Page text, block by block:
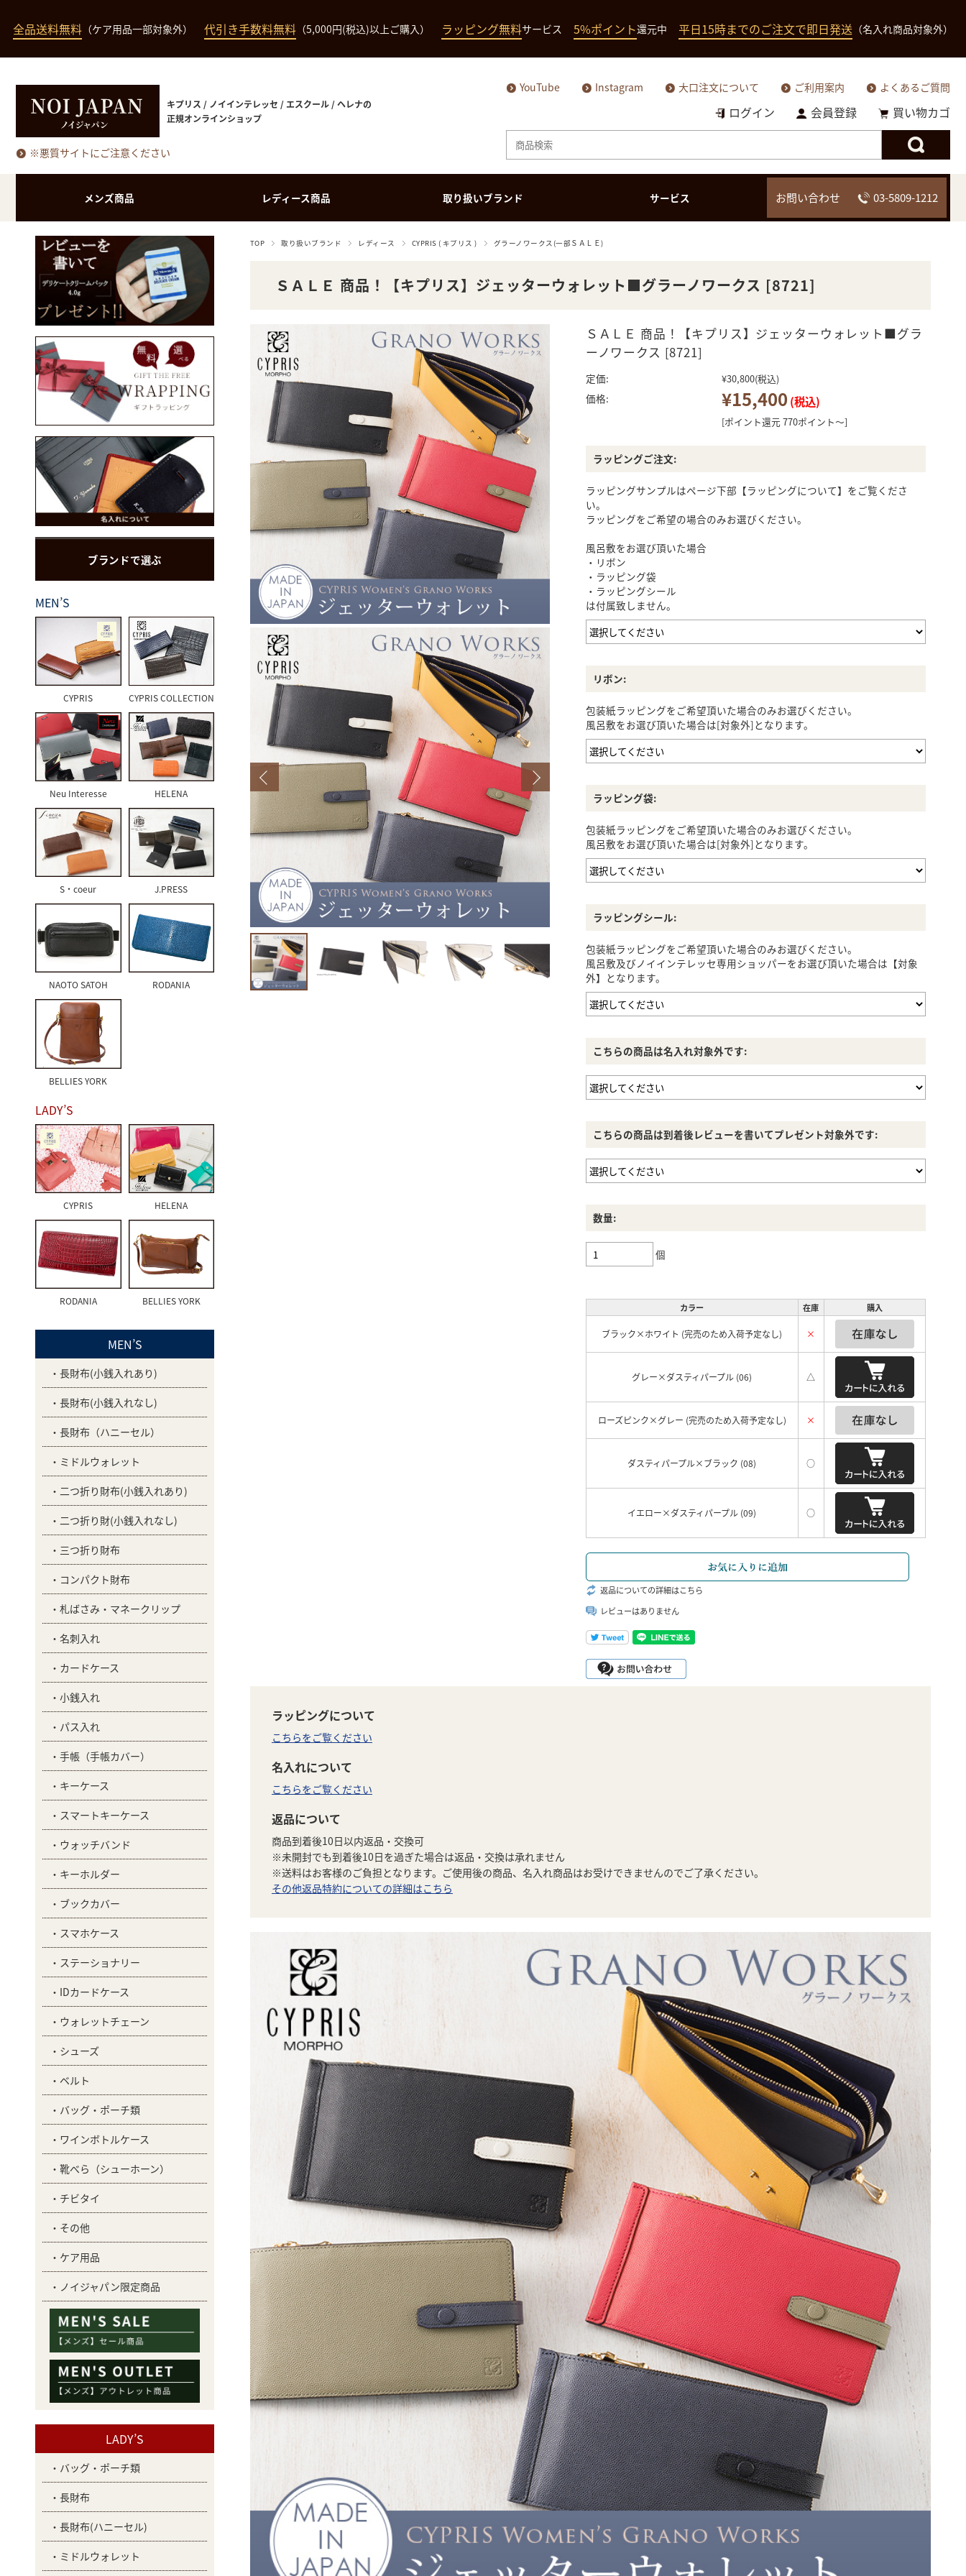
全品送料無料 （ケア用品一部対象外） 代引き手数料無料 （5,000円(税込)以上ご購入） ラッピング無料サービス 5%ポイント還元中 平日15時までのご注文で即日発送 （名入れ商品対象外）
キプリス / ノイインテレッセ / エスクール / ヘレナの
正規オンラインショップ
※悪質サイトにご注意ください
YouTube Instagram 大口注文について ご利用案内 よくあるご質問
ログイン 会員登録 買い物カゴ
メンズ商品
長財布（小銭入れあ
り）
三つ折り財布 札ばさみ 名刺入れ カードケース
パス入れ 手帳（手帳カバー） キーケース スマートキーケース
ブックカバー ステーショナリー
ベルト バッグ・ポーチ類 ワインボトルケース チビタイ その他
ケア用品 メンズ・セール商品
メンズ・アウトレッ
ト商品
レディース商品
バッグ・ポーチ類
コンパクト財布 パス入れ カードケース パスポートケース
ウォッチバンド ステーショナリー その他 ケア用品
レデイース・セール
取り扱いブランド
メンズ商品
CYPRIS CYPRIS COLLECTION Neu Interesse ヘレナ エスクール J.PRESS
レディース商品
CYPRIS
サービス お問い合わせ 03-5809-1212
TOP 取り扱いブランド レディース CYPRIS ( キプリス ) グラーノワークス(一部ＳＡＬＥ)
ＳＡＬＥ 商品！【キプリス】ジェッターウォレット■グラーノワークス [8721]
ＳＡＬＥ 商品！【キプリス】ジェッターウォレット■グラ
ーノワークス [8721]
定価: ¥30,800(税込)
価格: ¥15,400 (税込)
[ポイント還元 770ポイント～]
ラッピングご注文:
ラッピングサンプルはページ下部【ラッピングについて】をご覧くださ
い。
ラッピングをご希望の場合のみお選びください。
風呂敷をお選び頂いた場合
・リボン
・ラッピング袋
・ラッピングシール
は付属致しません。
リボン:
包装紙ラッピングをご希望頂いた場合のみお選びください。
風呂敷をお選び頂いた場合は[対象外]となります。
ラッピング袋:
包装紙ラッピングをご希望頂いた場合のみお選びください。
風呂敷をお選び頂いた場合は[対象外]となります。
ラッピングシール:
包装紙ラッピングをご希望頂いた場合のみお選びください。
風呂敷及びノイインテレッセ専用ショッパーをお選び頂いた場合は【対象
外】となります。
こちらの商品は名入れ対象外です:
こちらの商品は到着後レビューを書いてプレゼント対象外です:
数量:
個
カラー 在庫 購入
ブラック×ホワイト (完売のため入荷予定なし) ×
グレー×ダスティパープル (06) △
ローズピンク×グレー (完売のため入荷予定なし) ×
ダスティパープル×ブラック (08) ○
イエロー×ダスティパープル (09) ○
返品についての詳細はこちら
レビューはありません
ラッピングについて
こちらをご覧ください
名入れについて
こちらをご覧ください
返品について
商品到着後10日以内返品・交換可
※未開封でも到着後10日を過ぎた場合は返品・交換は承れません
※送料はお客様のご負担となります。ご使用後の商品、名入れ商品はお受けできませんのでご了承ください。
その他返品特約についての詳細はこちら
ブランドで選ぶ
MEN’S
CYPRIS CYPRIS COLLECTION
Neu Interesse HELENA
S・coeur J.PRESS
NAOTO SATOH RODANIA
BELLIES YORK
LADY’S
CYPRIS HELENA
RODANIA BELLIES YORK
MEN’S
長財布(小銭入れあり)
長財布(小銭入れなし)
長財布（ハニーセル）
ミドルウォレット
二つ折り財布(小銭入れあり)
二つ折り財(小銭入れなし)
三つ折り財布
コンパクト財布
札ばさみ・マネークリップ
名刺入れ
カードケース
小銭入れ
パス入れ
手帳（手帳カバー）
キーケース
スマートキーケース
ウォッチバンド
キーホルダー
ブックカバー
スマホケース
ステーショナリー
IDカードケース
ウォレットチェーン
シューズ
ベルト
バッグ・ポーチ類
ワインボトルケース
靴べら（シューホーン）
チビタイ
その他
ケア用品
ノイジャパン限定商品
LADY’S
バッグ・ポーチ類
長財布
長財布(ハニーセル)
ミドルウォレット